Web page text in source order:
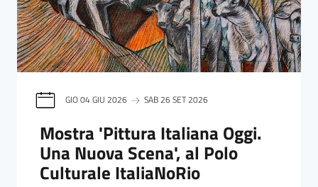
GIO 04 GIU 2026 SAB 26 SET 2026
Mostra 'Pittura Italiana Oggi.
Una Nuova Scena', al Polo
Culturale ItaliaNoRio